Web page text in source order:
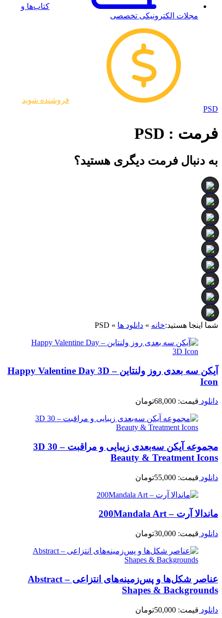
کتاب‌ها و
مجلات الکترونیکی تخصصی
فروشنده شوید
PSD
فرمت : PSD
به دنبال فرمت دیگری هستید؟
شما اینجا هستید:خانه » دانلود ها »
PSD
آیکن سه بعدی روز ولنتاین – Happy Valentine Day 3D
Icon
دانلود قیمت: 68,000تومان
مجموعه آیکن سه‌بعدی زیبایی و مراقبت – 30 3D
Beauty & Treatment Icons
دانلود قیمت: 55,000تومان
ماندالا آرت – 200Mandala Art
دانلود قیمت: 30,000تومان
عناصر شکل‌ها و پس‌زمینه‌های انتزاعی – Abstract
Shapes & Backgrounds
دانلود قیمت: 50,000تومان